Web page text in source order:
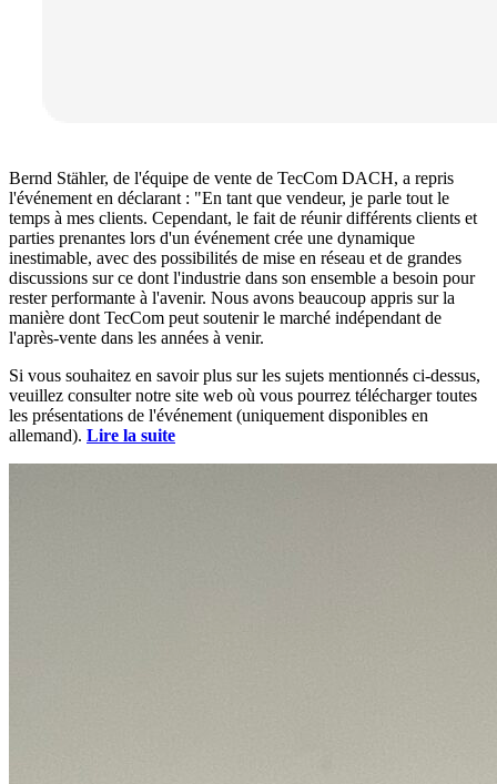
Bernd Stähler, de l'équipe de vente de TecCom DACH, a repris
l'événement en déclarant : "En tant que vendeur, je parle tout le
temps à mes clients. Cependant, le fait de réunir différents clients et
parties prenantes lors d'un événement crée une dynamique
inestimable, avec des possibilités de mise en réseau et de grandes
discussions sur ce dont l'industrie dans son ensemble a besoin pour
rester performante à l'avenir. Nous avons beaucoup appris sur la
manière dont TecCom peut soutenir le marché indépendant de
l'après-vente dans les années à venir.
Si vous souhaitez en savoir plus sur les sujets mentionnés ci-dessus,
veuillez consulter notre site web où vous pourrez télécharger toutes
les présentations de l'événement (uniquement disponibles en
allemand). Lire la suite